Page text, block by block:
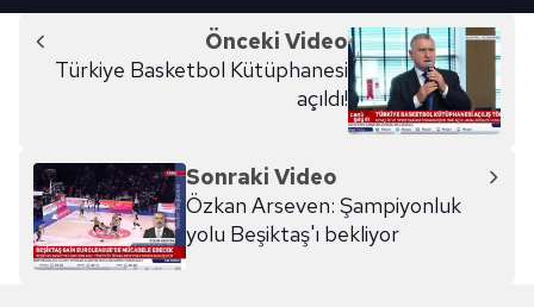
Önceki Video
Türkiye Basketbol Kütüphanesi
açıldı!
Sonraki Video
Özkan Arseven: Şampiyonluk
yolu Beşiktaş'ı bekliyor